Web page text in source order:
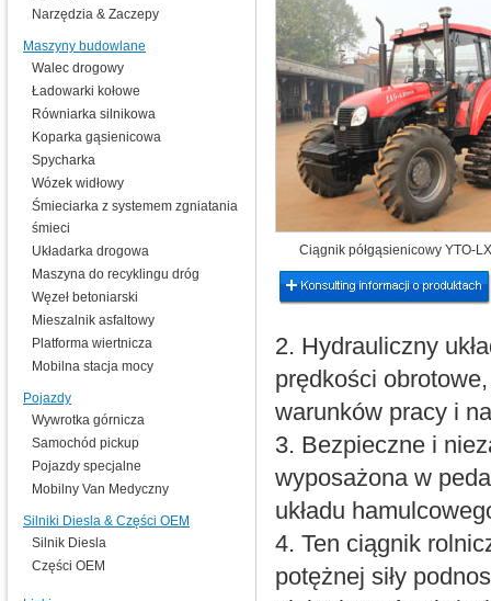
Ciągnik półgąsienicowy YTO-
2. Hydrauliczny
prędkości
warunków pracy i
3. Bezpieczne i
wyposażona w
układu
4. Ten ciągnik
potężnej siły
Narzędzia & Zaczepy
Maszyny budowlane
Walec drogowy
Ładowarki kołowe
Równiarka silnikowa
Koparka gąsienicowa
Spycharka
Wózek widłowy
Śmieciarka z systemem zgniatania
śmieci
Układarka drogowa
Maszyna do recyklingu dróg
Węzeł betoniarski
Mieszalnik asfaltowy
Platforma wiertnicza
Mobilna stacja mocy
Pojazdy
Wywrotka górnicza
Samochód pickup
Pojazdy specjalne
Mobilny Van Medyczny
Silniki Diesla & Części OEM
Silnik Diesla
Części OEM